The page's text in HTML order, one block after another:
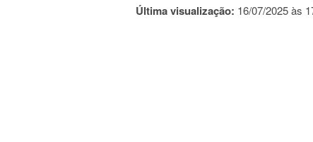
Última visualização: 16/07/2025 às